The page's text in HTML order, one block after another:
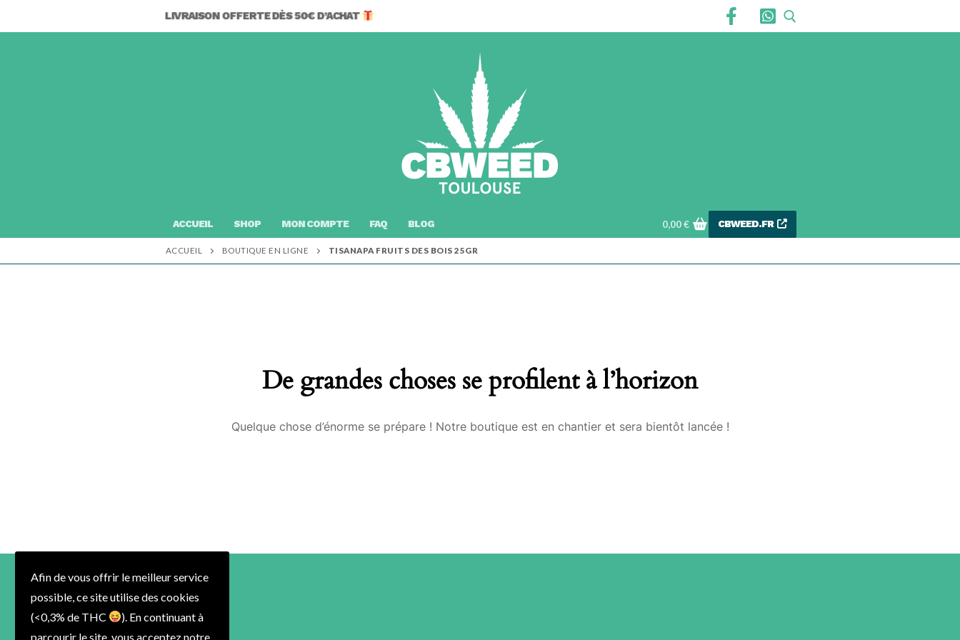
au
LIVRAISON OFFERTE DÈS 50€ D’ACHAT
ACCUEIL SHOP MON COMPTE FAQ BLOG 0,00€ CBWEED.FR
ACCUEIL BOUTIQUE EN LIGNE TISANAPA FRUITS DES BOIS 25GR
De grandes choses se profilent à l’horizon
Quelque chose d’énorme se prépare ! Notre boutique est en chantier et sera bientôt lancée !
Afin de vous offrir le meilleur service
possible, ce site utilise des cookies
(<0,3% de THC
). En continuant à
parcourir le site, vous acceptez notre